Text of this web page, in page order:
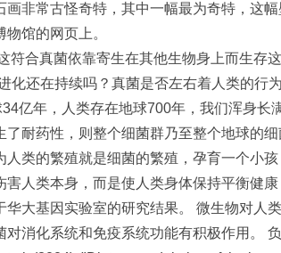
非常古怪奇特，其中一幅最为奇特，这幅
馆的网页上。
合真菌依靠寄生在其他生物身上而生存
化还在持续吗？真菌是否左右着人类的行
亿年，人类存在地球700年，我们浑身长
耐药性，则整个细菌群乃至整个地球的
类的繁殖就是细菌的繁殖，孕育一个小孩
人类本身，而是使人类身体保持平衡健康
大基因实验室的研究结果。 微生物对人
消化系统和免疫系统功能有积极作用。